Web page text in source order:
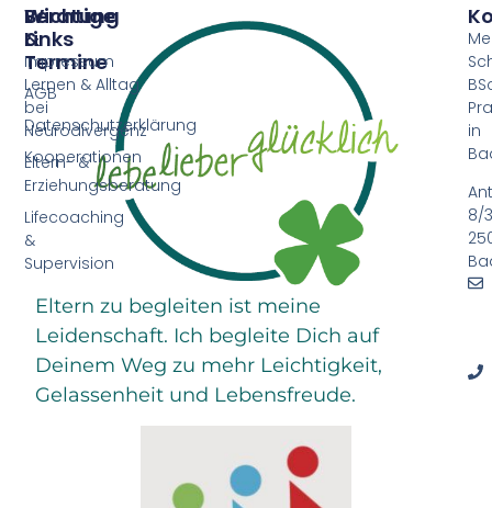
Eltern zu begleiten ist meine
Leidenschaft. Ich begleite Dich auf
Deinem Weg zu mehr Leichtigkeit,
Gelassenheit und Lebensfreude.
Beratung
&
Termine
Lernen & Alltag
bei
Neurodivergenz
Eltern- &
Erziehungsberatung
Lifecoaching
&
Supervision
Wichtige
Links
Impressum
AGB
Datenschutzerklärung
Kooperationen
in
8/